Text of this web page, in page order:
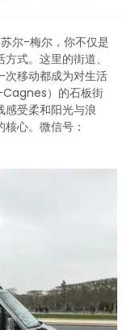
尔-梅尔，你不仅是
式。这里的街道、
次移动都成为对生活
）的石板街
感受柔和阳光与浪
心。微信号：